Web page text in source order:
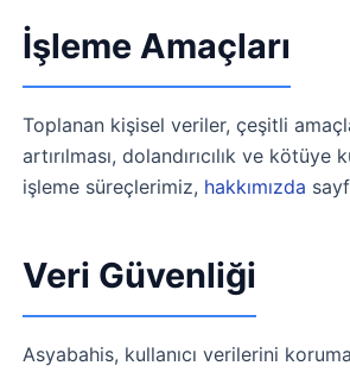
İşleme Amaçları
Toplanan kişisel veriler, çeşitli
artırılması, dolandırıcılık ve
işleme süreçlerimiz, hakkımızda
Veri Güvenliği
Asyabahis, kullanıcı verilerini